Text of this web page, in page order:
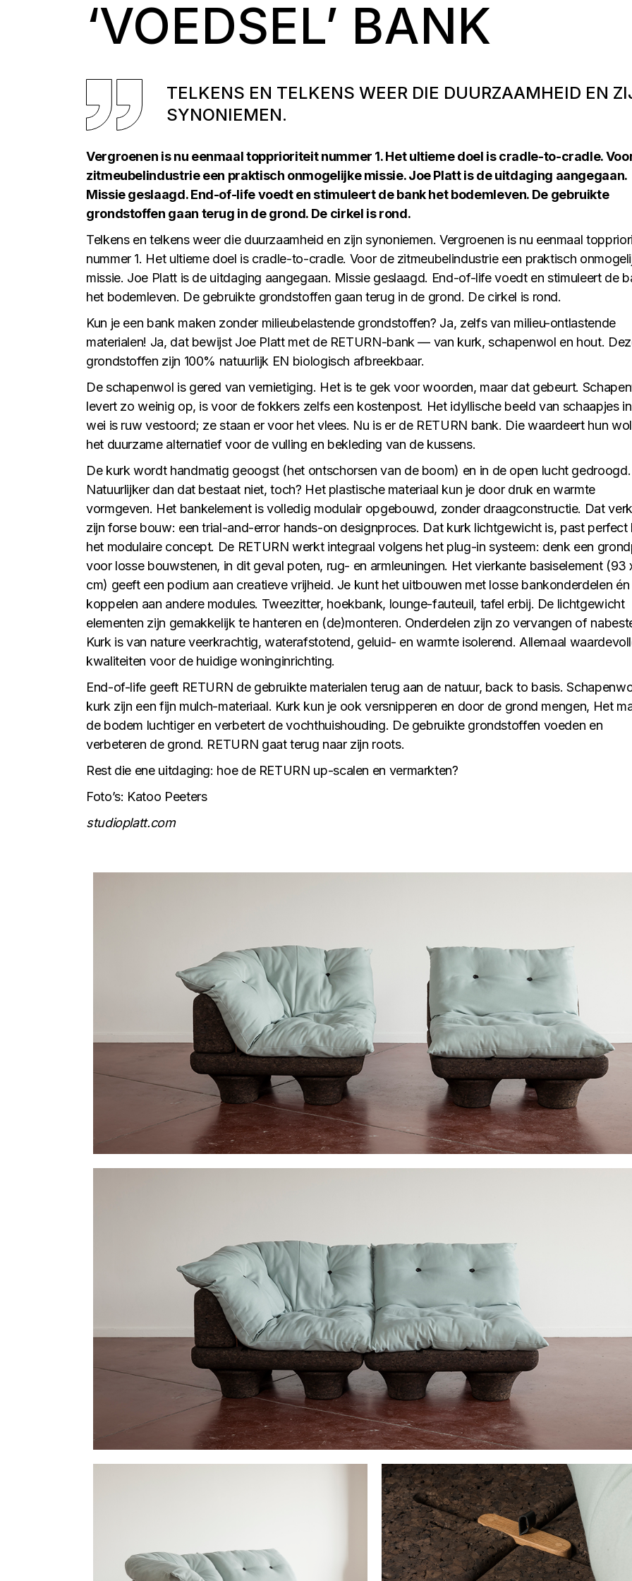
‘VOEDSEL’ BANK
TELKENS EN TELKENS WEER DIE DUURZAAMHEID EN
SYNONIEMEN.
Vergroenen is nu eenmaal topprioriteit nummer 1. Het ultieme doel is cradle-to-cradle.
zitmeubelindustrie een praktisch onmogelijke missie. Joe Platt is de uitdaging aangegaan.
Missie geslaagd. End-of-life voedt en stimuleert de bank het bodemleven. De gebruikte
grondstoffen gaan terug in de grond. De cirkel is rond.
Telkens en telkens weer die duurzaamheid en zijn synoniemen. Vergroenen is nu eenmaal
nummer 1. Het ultieme doel is cradle-to-cradle. Voor de zitmeubelindustrie een praktisch
missie. Joe Platt is de uitdaging aangegaan. Missie geslaagd. End-of-life voedt en stimuleert de
het bodemleven. De gebruikte grondstoffen gaan terug in de grond. De cirkel is rond.
Kun je een bank maken zonder milieubelastende grondstoffen? Ja, zelfs van milieu-ontlastende
materialen! Ja, dat bewijst Joe Platt met de RETURN-bank — van kurk, schapenwol en hout.
grondstoffen zijn 100% natuurlijk EN biologisch afbreekbaar.
De schapenwol is gered van vernietiging. Het is te gek voor woorden, maar dat gebeurt.
levert zo weinig op, is voor de fokkers zelfs een kostenpost. Het idyllische beeld van schaapjes
wei is ruw vestoord; ze staan er voor het vlees. Nu is er de RETURN bank. Die waardeert hun
het duurzame alternatief voor de vulling en bekleding van de kussens.
De kurk wordt handmatig geoogst (het ontschorsen van de boom) en in de open lucht gedroogd.
Natuurlijker dan dat bestaat niet, toch? Het plastische materiaal kun je door druk en warmte
vormgeven. Het bankelement is volledig modulair opgebouwd, zonder draagconstructie. Dat
zijn forse bouw: een trial-and-error hands-on designproces. Dat kurk lichtgewicht is, past perfect
het modulaire concept. De RETURN werkt integraal volgens het plug-in systeem: denk een
voor losse bouwstenen, in dit geval poten, rug- en armleuningen. Het vierkante basiselement (93
cm) geeft een podium aan creatieve vrijheid. Je kunt het uitbouwen met losse bankonderdelen én
koppelen aan andere modules. Tweezitter, hoekbank, lounge-fauteuil, tafel erbij. De lichtgewicht
elementen zijn gemakkelijk te hanteren en (de)monteren. Onderdelen zijn zo vervangen of
Kurk is van nature veerkrachtig, waterafstotend, geluid- en warmte isolerend. Allemaal
kwaliteiten voor de huidige woninginrichting.
End-of-life geeft RETURN de gebruikte materialen terug aan de natuur, back to basis.
kurk zijn een fijn mulch-materiaal. Kurk kun je ook versnipperen en door de grond mengen, Het
de bodem luchtiger en verbetert de vochthuishouding. De gebruikte grondstoffen voeden en
verbeteren de grond. RETURN gaat terug naar zijn roots.
Rest die ene uitdaging: hoe de RETURN up-scalen en vermarkten?
Foto’s: Katoo Peeters
studioplatt.com